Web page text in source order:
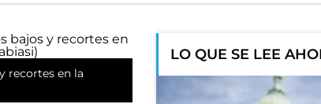
recortes en la
LO QUE SE LEE